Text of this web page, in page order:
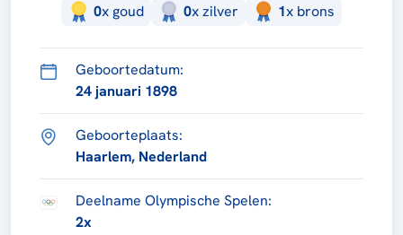
0x goud 0xzilver 1x brons
Geboortedatum:
24 januari 1898
Geboorteplaats:
Haarlem, Nederland
Deelname Olympische Spelen:
2x